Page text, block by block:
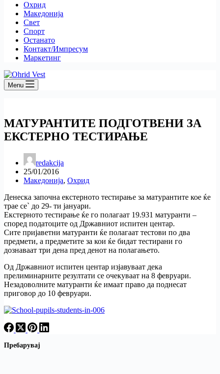
Охрид
Македонија
Свет
Спорт
Останато
Контакт/Импресум
Маркетинг
Menu
МАТУРАНТИТЕ ПОДГОТВЕНИ ЗА
ЕКСТЕРНО ТЕСТИРАЊЕ
redakcija
25/01/2016
Македонија, Охрид
Денеска започна екстерното тестирање за матурантите кое ќе
трае се` до 29- ти јануари.
Екстерното тестирање ќе го полагаат 19.931 матуранти –
според податоците од Државниот испитен центар.
Сите пријаветни матуранти ќе полагаат тестови по два
предмети, а предметите за кои ќе бидат тестирани го
дознаваат три дена пред денот на полагањето.
Од Државниот испитен центар изјавуваат дека
прелиминарните резултати се очекуваат на 8 февруари.
Незадоволните матуранти ќе имаат право да поднесат
приговор до 10 февруари.
Пребарувај